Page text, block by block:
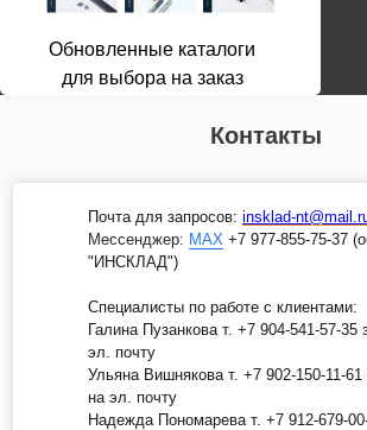
Обновленные каталоги
для выбора на заказ
Контакты
Почта для запросов: insklad-
Мессенджер: MAX +7 977-855-75-37
"ИНСКЛАД")
Специалисты по работе с клиентами:
Галина Пузанкова т. +7 904-541-57-35
эл. почту
Ульяна Вишнякова т. +7 902-150-11-61
на эл. почту
Надежда Пономарева т. +7 912-679-